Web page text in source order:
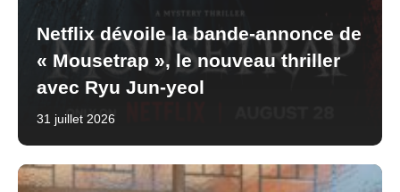
Netflix dévoile la bande-annonce de
« Mousetrap », le nouveau thriller
avec Ryu Jun-yeol
31 juillet 2026